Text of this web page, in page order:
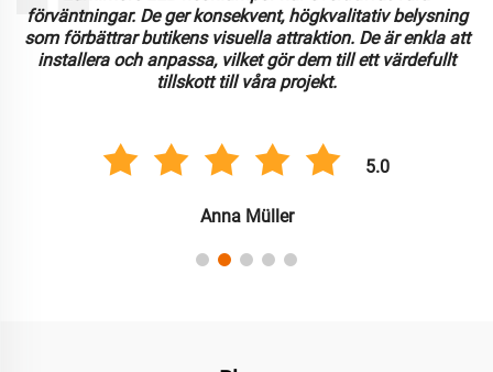
förväntningar. De ger konsekvent, högkvalitativ belysning
som förbättrar butikens visuella attraktion. De är enkla att
installera och anpassa, vilket gör dem till ett värdefullt
tillskott till våra projekt.
5.0
Anna Müller